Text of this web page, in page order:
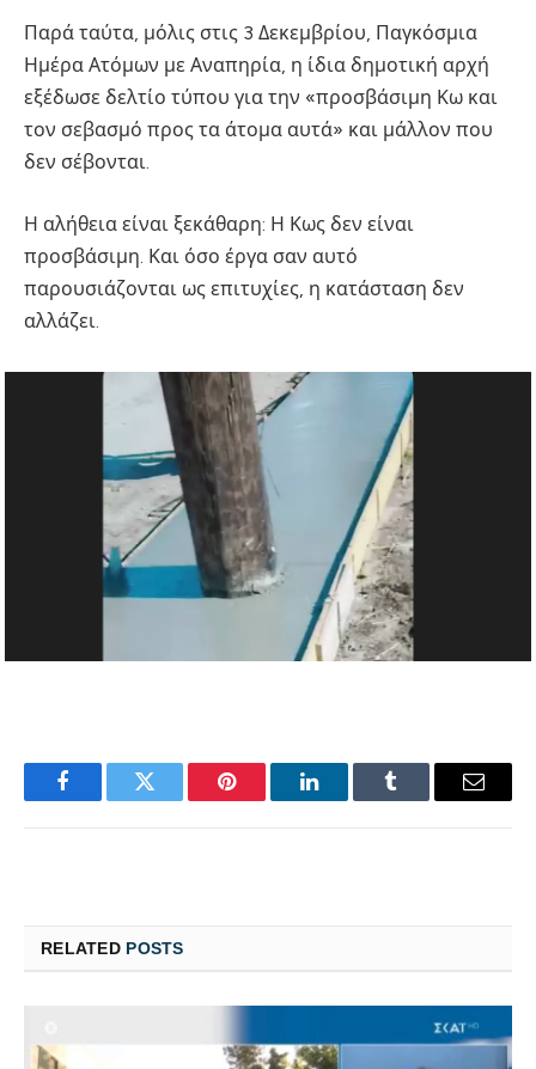
Παρά ταύτα, μόλις στις 3 Δεκεμβρίου, Παγκόσμια
Ημέρα Ατόμων με Αναπηρία, η ίδια δημοτική αρχή
εξέδωσε δελτίο τύπου για την «προσβάσιμη Κω και
τον σεβασμό προς τα άτομα αυτά» και μάλλον που
δεν σέβονται.
Η αλήθεια είναι ξεκάθαρη: Η Κως δεν είναι
προσβάσιμη. Και όσο έργα σαν αυτό
παρουσιάζονται ως επιτυχίες, η κατάσταση δεν
αλλάζει.
FacebookTwitter Pinterest LinkedInTumblr Email
RELATED POSTS